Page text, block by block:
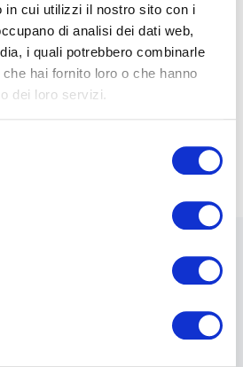
in cui utilizzi il nostro sito con i
di analisi dei dati web,
i quali potrebbero combinarle
hai fornito loro o che hanno
dei loro servizi.
vini pugliesi.
si svolgono in atmosfere
cantine storiche o scenari
di conoscere da vicino
si celano dietro ai vini pugliesi.
dell'esperienza